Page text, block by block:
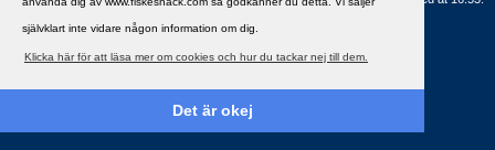
självklart inte vidare någon information om dig.
Klicka här för att läsa mer om cookies och hur du tackar nej till dem.
Det är okej